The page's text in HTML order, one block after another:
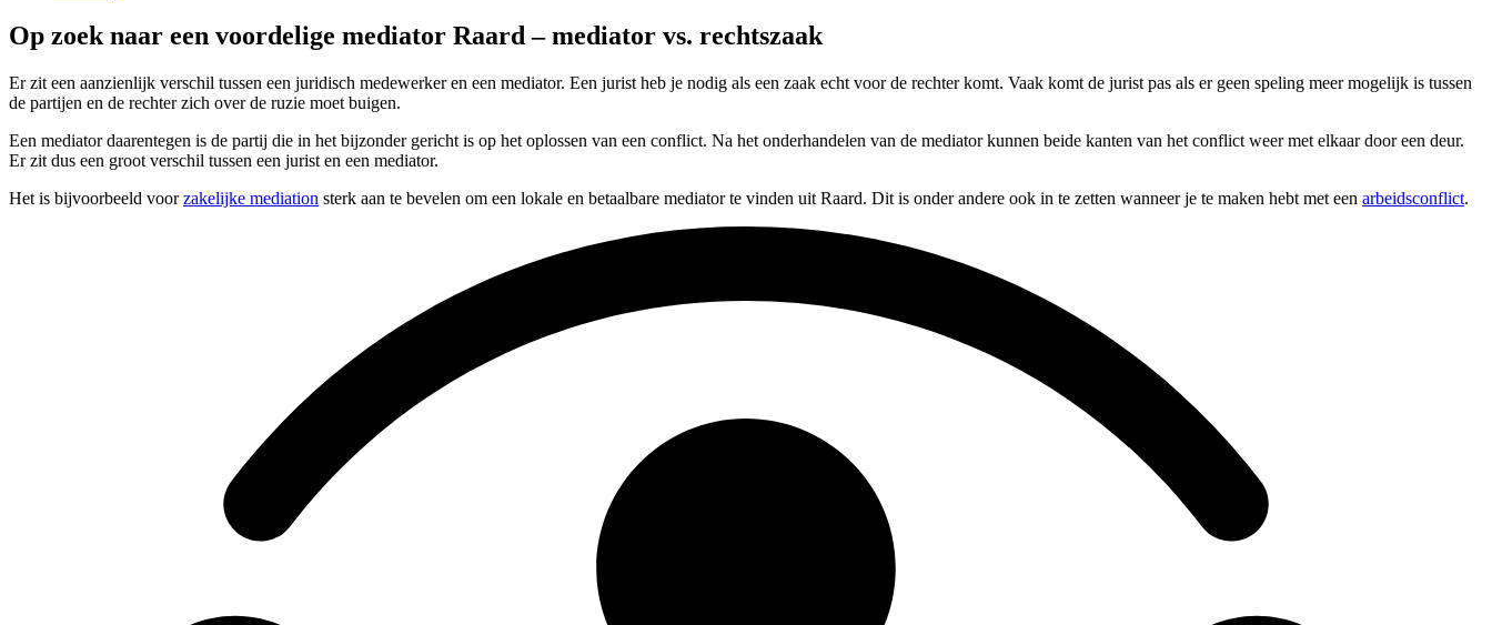
Op zoek naar een voordelige mediator Raard – mediator vs. rechtszaak
Er zit een aanzienlijk verschil tussen een juridisch medewerker en een mediator. Een jurist heb je nodig als een zaak echt voor de rechter komt. Vaak komt de jurist pas als er geen speling meer mogelijk is tussen
de partijen en de rechter zich over de ruzie moet buigen.
Een mediator daarentegen is de partij die in het bijzonder gericht is op het oplossen van een conflict. Na het onderhandelen van de mediator kunnen beide kanten van het conflict weer met elkaar door een deur.
Er zit dus een groot verschil tussen een jurist en een mediator.
Het is bijvoorbeeld voorzakelijke mediation sterk aan te bevelen om een lokale en betaalbare mediator te vinden uit Raard. Dit is onder andere ook in te zetten wanneer je te maken hebt met een arbeidsconflict.